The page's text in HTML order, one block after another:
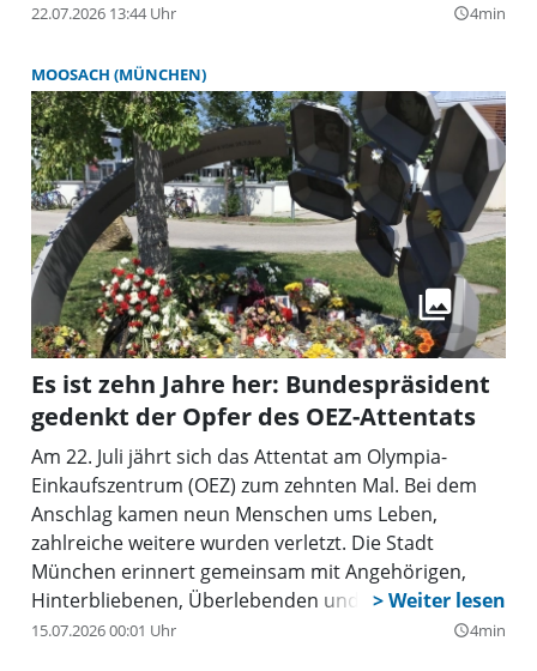
22.07.2026 13:44 Uhr query_builder4min
MOOSACH (MÜNCHEN)
Es ist zehn Jahre her: Bundespräsident
gedenkt der Opfer des OEZ-Attentats
Am 22. Juli jährt sich das Attentat am Olympia-
Einkaufszentrum (OEZ) zum zehnten Mal. Bei dem
Anschlag kamen neun Menschen ums Leben,
zahlreiche weitere wurden verletzt. Die Stadt
München erinnert gemeinsam mit Angehörigen,
Hinterbliebenen, Überlebenden und Unterstützern
an die Opfer: Am Mittwoch, 22. Juli, findet ab 16 Uhr
15.07.2026 00:01 Uhr query_builder4min